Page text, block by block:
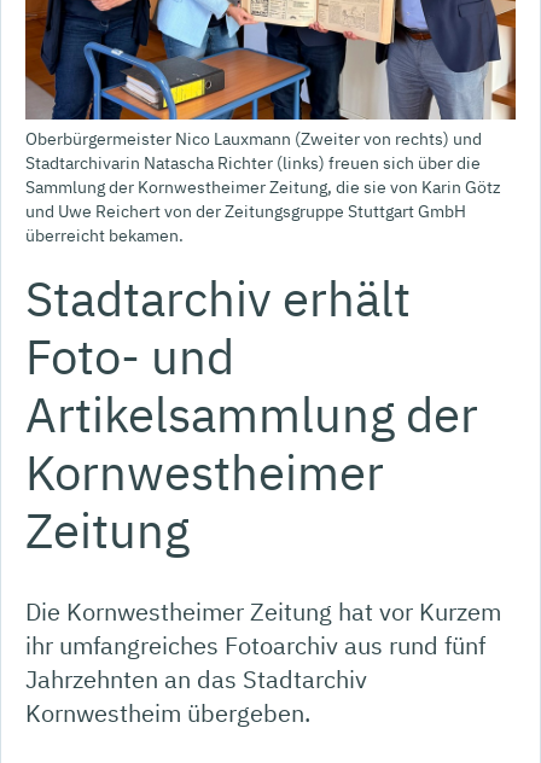
Oberbürgermeister Nico Lauxmann (Zweiter von rechts) und
Stadtarchivarin Natascha Richter (links) freuen sich über die
Sammlung der Kornwestheimer Zeitung, die sie von Karin Götz
und Uwe Reichert von der Zeitungsgruppe Stuttgart GmbH
überreicht bekamen.
Stadtarchiv erhält
Foto- und
Artikelsammlung der
Kornwestheimer
Zeitung
Die Kornwestheimer Zeitung hat vor Kurzem
ihr umfangreiches Fotoarchiv aus rund fünf
Jahrzehnten an das Stadtarchiv
Kornwestheim übergeben.